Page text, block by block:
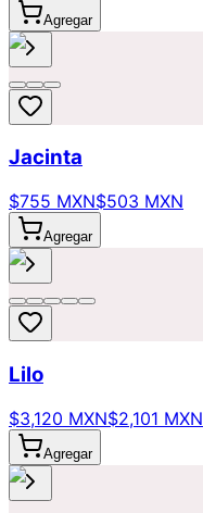
Agregar
Jacinta
$755 MXN$503 MXN
Agregar
Lilo
$3,120 MXN$2,101 MXN
Agregar